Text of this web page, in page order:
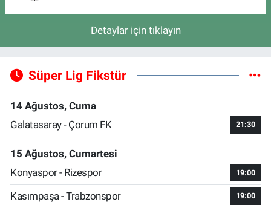
Detaylar için tıklayın
Süper Lig Fikstür
14 Ağustos, Cuma
Galatasaray - Çorum FK
21:30
15 Ağustos, Cumartesi
Konyaspor - Rizespor
19:00
Kasımpaşa - Trabzonspor 19:00